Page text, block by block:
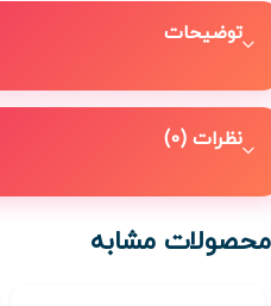
توضیحات
نظرات (0)
محصولات مشابه